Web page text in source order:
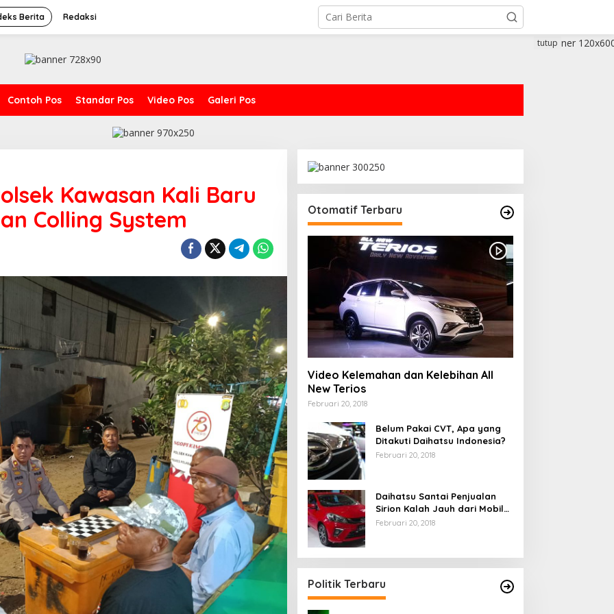
Berita Redaksi
Contoh Pos Standar Pos Video Pos Galeri Pos
tutup
Kawasan Kali Baru
Colling System
Otomatif Terbaru
Video Kelemahan dan Kelebihan All
New Terios
Februari 20, 2018
Belum Pakai CVT, Apa yang
Ditakuti Daihatsu Indonesia?
Februari 20, 2018
Daihatsu Santai Penjualan
Sirion Kalah Jauh dari Mobil
LCGC
Februari 20, 2018
Politik Terbaru